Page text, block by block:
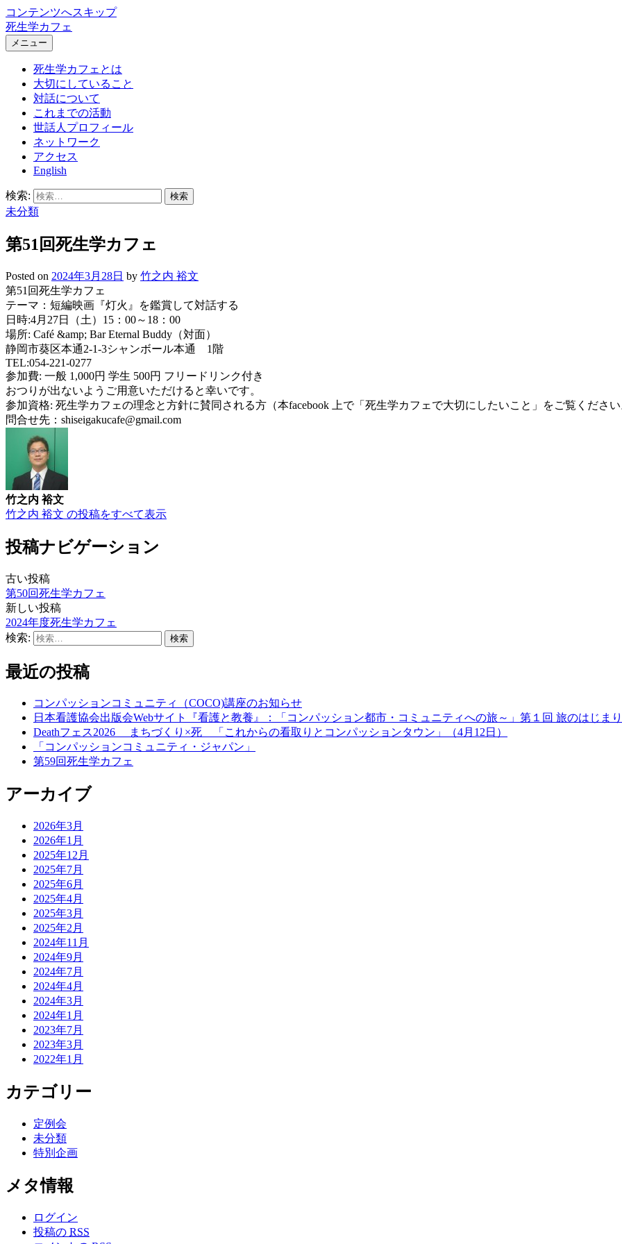
コンテンツへスキップ
死生学カフェ
メニュー
死生学カフェとは
大切にしていること
対話について
これまでの活動
世話人プロフィール
ネットワーク
アクセス
English
検索:
未分類
第51回死生学カフェ
Posted on 2024年3月28日 by 竹之内 裕文
第51回死生学カフェ
テーマ：短編映画『灯火』を鑑賞して対話する
日時:4月27日（土）15：00～18：00
場所: Café &amp; Bar Eternal Buddy（対面）
静岡市葵区本通2-1-3シャンボール本通 1階
TEL:054-221-0277
参加費: 一般 1,000円 学生 500円 フリードリンク付き
おつりが出ないようご用意いただけると幸いです。
参加資格: 死生学カフェの理念と方針に賛同される方（本facebook 上で「死生学カフェで大切にしたいこと」をご覧くださ
問合せ先：shiseigakucafe@gmail.com
竹之内 裕文
竹之内 裕文 の投稿をすべて表示
投稿ナビゲーション
古い投稿
第50回死生学カフェ
新しい投稿
2024年度死生学カフェ
検索:
最近の投稿
コンパッションコミュニティ（COCO)講座のお知らせ
日本看護協会出版会Webサイト『看護と教養』：「コンパッション都市・コミュニティへの旅～」第１回 旅のはじま
Deathフェス2026 まちづくり×死 「これからの看取りとコンパッションタウン」（4月12日）
「コンパッションコミュニティ・ジャパン」
第59回死生学カフェ
アーカイブ
2026年3月
2026年1月
2025年12月
2025年7月
2025年6月
2025年4月
2025年3月
2025年2月
2024年11月
2024年9月
2024年7月
2024年4月
2024年3月
2024年1月
2023年7月
2023年3月
2022年1月
カテゴリー
定例会
未分類
特別企画
メタ情報
ログイン
投稿の RSS